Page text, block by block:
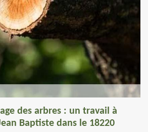
des arbres : un travail à
Baptiste dans le 18220